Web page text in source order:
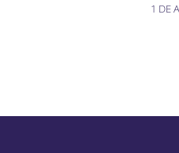
1 DE